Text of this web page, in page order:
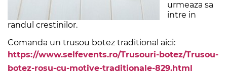
urmeaza sa
intre in
randul crestinilor.
Comanda un trusou botez traditional aici:
https://www.selfevents.ro/Trusouri-botez/Trusou-
botez-rosu-cu-motive-traditionale-829.html